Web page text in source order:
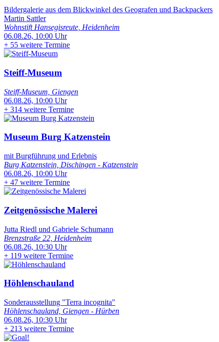
Bildergalerie aus dem Blickwinkel des Geografen und Backpackers
Martin Sattler
Wohnstift Hansegisreute, Heidenheim
06.08.26, 10:00 Uhr
+ 55 weitere Termine
Steiff-Museum
Steiff-Museum, Giengen
06.08.26, 10:00 Uhr
+ 314 weitere Termine
Museum Burg Katzenstein
mit Burgführung und Erlebnis
Burg Katzenstein, Dischingen - Katzenstein
06.08.26, 10:00 Uhr
+ 47 weitere Termine
Zeitgenössische Malerei
Jutta Riedl und Gabriele Schumann
Brenzstraße 22, Heidenheim
06.08.26, 10:30 Uhr
+ 119 weitere Termine
Höhlenschauland
Sonderausstellung "Terra incognita"
Höhlenschauland, Giengen - Hürben
06.08.26, 10:30 Uhr
+ 213 weitere Termine